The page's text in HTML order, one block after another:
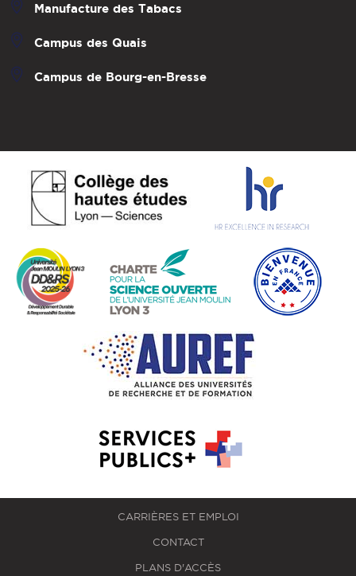
Manufacture des Tabacs
Campus des Quais
Campus de Bourg-en-Bresse
CARRIÈRES ET EMPLOI
CONTACT
PLANS D'ACCÈS